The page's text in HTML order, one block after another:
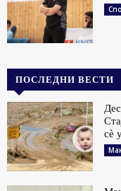
ПОСЛЕДНИ ВЕСТИ
сѐ